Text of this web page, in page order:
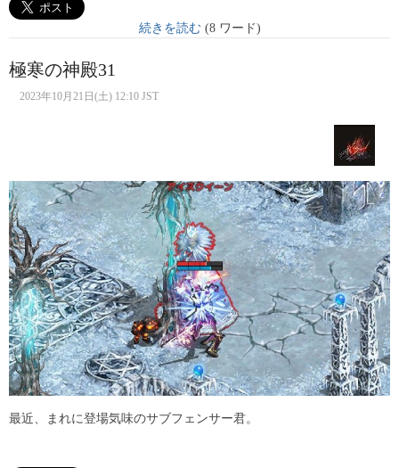
続きを読む(8 ワード)
極寒の神殿31
2023年10月21日(土) 12:10 JST
最近、まれに登場気味のサブフェンサー君。